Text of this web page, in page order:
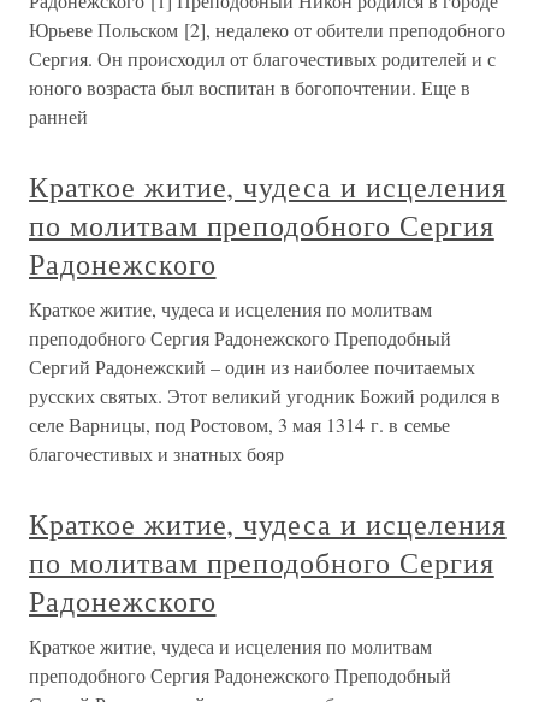
Юрьеве Польском [2], недалеко от обители преподобного
Сергия. Он происходил от благочестивых родителей и с
юного возраста был воспитан в богопочтении. Еще в
ранней
Краткое житие, чудеса и исцеления
по молитвам преподобного Сергия
Радонежского
Краткое житие, чудеса и исцеления по молитвам
преподобного Сергия Радонежского Преподобный
Сергий Радонежский – один из наиболее почитаемых
русских святых. Этот великий угодник Божий родился в
селе Варницы, под Ростовом, 3 мая 1314 г. в семье
благочестивых и знатных бояр
Краткое житие, чудеса и исцеления
по молитвам преподобного Сергия
Радонежского
Краткое житие, чудеса и исцеления по молитвам
преподобного Сергия Радонежского Преподобный